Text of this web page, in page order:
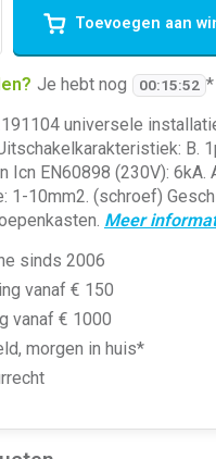
Toevoegen aan
Je hebt nog 00:15:52 *
universele
B.
Icn EN60898 (230V): 6kA.
1-10mm2. (schroef)
Meer
sinds 2006
vanaf € 150
vanaf € 1000
morgen in huis*